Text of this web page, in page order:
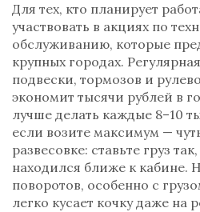
Для тех, кто планирует
участвовать в акциях по
обслуживанию, которые
крупных городах.
подвески, тормозов и
экономит тысячи рублей в
лучше делать каждые 8–10
если возите максимум —
развесовке: ставьте груз
находился ближе к кабине.
поворотов, особенно с
легко кусает кочку даже на